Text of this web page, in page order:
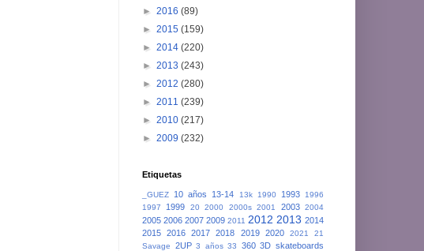
► 2016 (89)
► 2015 (159)
► 2014 (220)
► 2013 (243)
► 2012 (280)
► 2011 (239)
► 2010 (217)
► 2009 (232)
Etiquetas
_GUEZ 10 años 13-14 13k 1990 1993
1996
1997
1999 20 2000 2000s 2001 2003 2004
2005 2006 2007 2009 2011 2012 2013 2014
2015 2016 2017 2018 2019 2020 2021
21
Savage
2UP 3 años 33 360 3D skateboards